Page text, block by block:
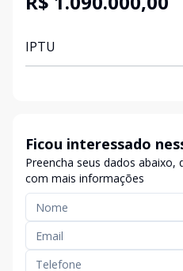
IPTU
Ficou interessado
Preencha seus dados
com mais informações